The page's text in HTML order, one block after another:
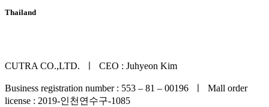
Thailand
CUTRA CO.,LTD. ㅣ CEO : Juhyeon Kim
Business registration number : 553 – 81 – 00196 ㅣ Mall order
license : 2019-인천연수구-1085